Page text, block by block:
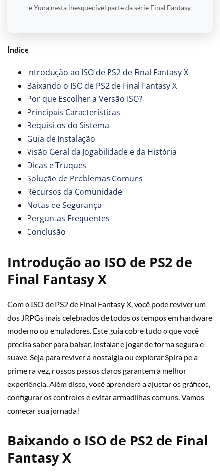
e Yuna nesta inesquecível parte da série Final Fantasy.
Índice
Introdução ao ISO de PS2 de Final Fantasy X
Baixando o ISO de PS2 de Final Fantasy X
Por que Escolher a Versão ISO?
Principais Características
Requisitos do Sistema
Guia de Instalação
Visão Geral da Jogabilidade e da História
Dicas e Truques
Solução de Problemas Comuns
Recursos da Comunidade
Notas de Segurança
Perguntas Frequentes
Conclusão
Introdução ao ISO de PS2 de
Final Fantasy X
Com o ISO de PS2 de Final Fantasy X, você pode reviver um
dos JRPGs mais celebrados de todos os tempos em hardware
moderno ou emuladores. Este guia cobre tudo o que você
precisa saber para baixar, instalar e jogar de forma segura e
suave. Seja para reviver a nostalgia ou explorar Spira pela
primeira vez, nossos passos claros garantem a melhor
experiência. Além disso, você aprenderá a ajustar os gráficos,
configurar os controles e evitar armadilhas comuns. Vamos
começar sua jornada!
Baixando o ISO de PS2 de Final
Fantasy X